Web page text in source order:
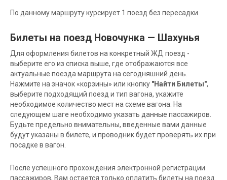
По данному маршруту курсирует 1 поезд без пересадки.
Билеты на поезд Новочунка — Шахунья
Для оформления билетов на конкретный ЖД поезд -
выберите его из списка выше, где отображаются все
актуальные поезда маршрута на сегодняшний день.
Нажмите на значок «корзины» или кнопку "Найти Билеты",
выберите подходящий поезд и тип вагона, укажите
необходимое количество мест на схеме вагона. На
следующем шаге необходимо указать данные пассажиров.
Будьте предельно внимательны, введенные вами данные
будут указаны в билете, и проводник будет проверять их при
посадке в вагон.
После успешного прохождения электронной регистрации
пассажиров, Вам остается только оплатить билеты на поезд.